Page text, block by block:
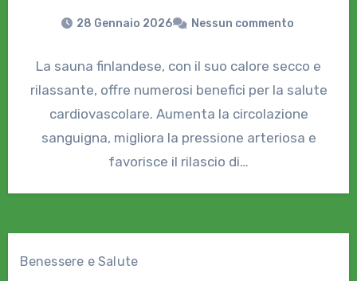
28 Gennaio 2026 Nessun commento
La sauna finlandese, con il suo calore secco e
rilassante, offre numerosi benefici per la salute
cardiovascolare. Aumenta la circolazione
sanguigna, migliora la pressione arteriosa e
favorisce il rilascio di…
Benessere e Salute